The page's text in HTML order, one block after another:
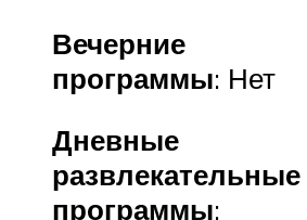
Вечерние
программы: Нет
Дневные
развлекательные
программы: